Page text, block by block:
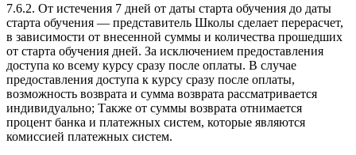
7.6.2. От истечения 7 дней от даты старта обучения до даты
старта обучения — представитель Школы сделает перерасчет,
в зависимости от внесенной суммы и количества прошедших
от старта обучения дней. За исключением предоставления
доступа ко всему курсу сразу после оплаты. В случае
предоставления доступа к курсу сразу после оплаты,
возможность возврата и сумма возврата рассматривается
индивидуально; Также от суммы возврата отнимается
процент банка и платежных систем, которые являются
комиссией платежных систем.